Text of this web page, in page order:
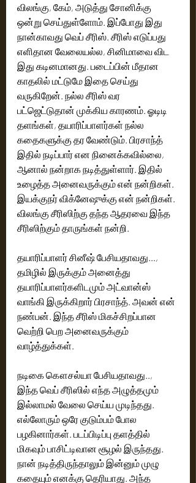
விலங்கு, கேம், அடுத்து சோனிக்கு
ஒன்று செய்துள்ளோம். இப்போது இது
நான்காவது வெப் சீரிஸ். சீரிஸ் எடுப்பது
எளிதான வேலையல்ல, சினிமாவை விட
இது கடினமானது. படைப்பின் மீதான
காதலில் மட்டுமே இதை செய்து
வருகிறேன். நல்ல சீரிஸ் வர
பட்ஜெட்டுதான் முக்கிய காரணம். ஓடிடி
தளங்கள், தயாரிப்பாளர்கள் நல்ல
கதைகளுக்கு தர வேண்டும். பிரசாந்த்
இதில் நடிப்பார் என நினைக்கவில்லை,
ஆனால் நன்றாக நடித்துள்ளார். இதில்
உழைத்த அனைவருக்கும் என் நன்றிகள்.
இயக்குநர் விக்னேஷுக்கு என் நன்றிகள்.
விலங்கு சீரிஸிற்கு தந்த ஆதரவை இந்த
சீரிஸிற்கும் தாருங்கள் நன்றி.
தயாரிப்பாளர் சினீஷ் பேசியதாவது…,
தமிழில் இருக்கும் அனைத்து
தயாரிப்பாளர்களிடமும் அட்வான்ஸ்
வாங்கி இருக்கிறார் பிரசாந்த். அவன் என்
நண்பன். இந்த சீரிஸ் மிகச்சிறப்பான
வெற்றி பெற அனைவருக்கும்
வாழ்த்துக்கள்.
நடிகை கௌசல்யா பேசியதாவது..,
இந்த வெப் சீரிஸில் எந்த அழுத்தமும்
இல்லாமல் வேலை செய்ய முடிந்தது.
எல்லோரும் ஒரே குடும்பம் போல
பழகினார்கள். படப்பிடிப்பு தளத்தில்
மிகவும் பாசிட்டிவான சூழல் இருந்தது.
நான் நடித்திருந்தாலும் இன்னும் முழு
கதையும் எனக்கு தெரியாது. அந்த